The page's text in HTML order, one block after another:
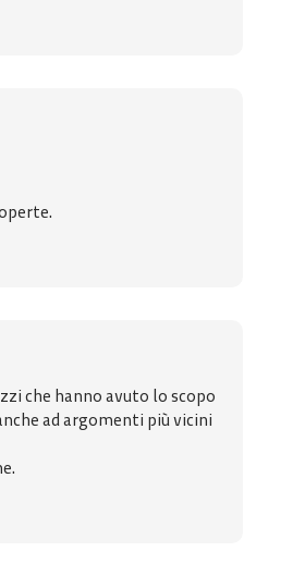
che hanno avuto lo scopo
ad argomenti più vicini